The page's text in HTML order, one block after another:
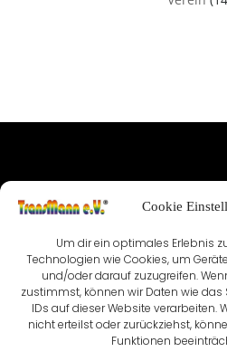
Cookie
Um dir ein optimales Erlebnis
Technologien wie Cookies, um
und/oder darauf zuzugreifen.
zustimmst, können wir Daten wie
IDs auf dieser Website verarbeiten.
nicht erteilst oder zurückziehst,
Funktionen
VEREINSSATZUNG
COOKIE-